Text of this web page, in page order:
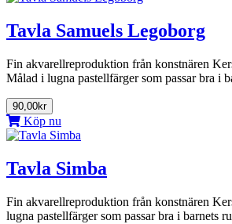
Tavla Samuels Legoborg
Fin akvarellreproduktion från konstnären
Målad i lugna pastellfärger som passar bra i
90,00kr
Köp nu
Tavla Simba
Fin akvarellreproduktion från konstnären
lugna pastellfärger som passar bra i barnets